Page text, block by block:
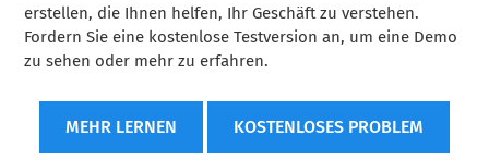
erstellen, die Ihnen helfen, Ihr Geschäft zu verstehen.
Fordern Sie eine kostenlose Testversion an, um eine Demo
zu sehen oder mehr zu erfahren.
MEHR LERNEN KOSTENLOSES PROBLEM